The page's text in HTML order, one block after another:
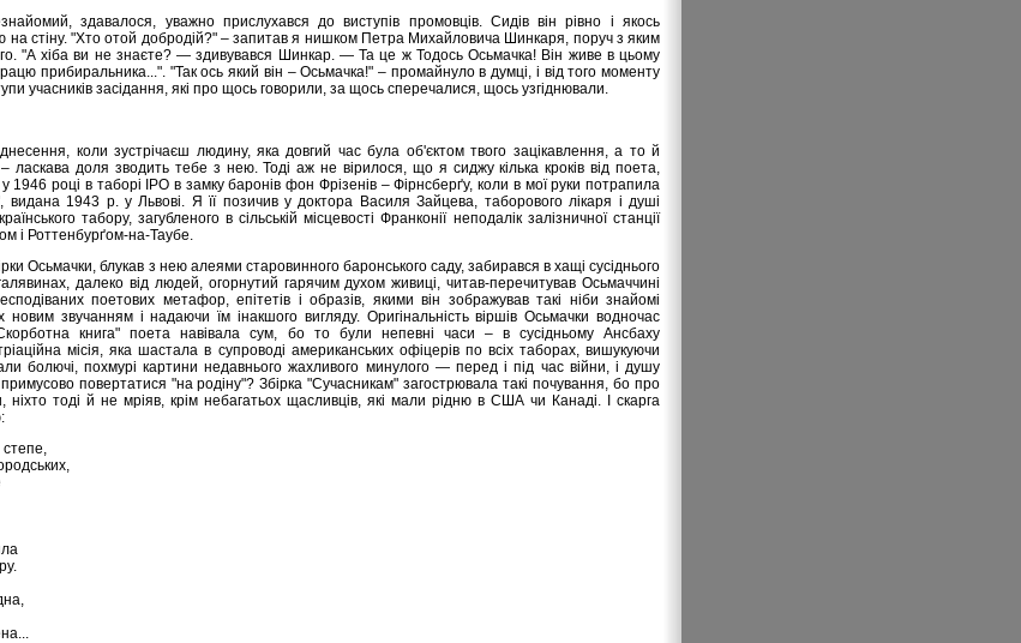
здавалося, уважно прислухався до виступів промовців. Сидів він рівно і якось
стіну. "Хто отой добродій?" – запитав я нишком Петра Михайловича Шинкаря, поруч з яким
"А хіба ви не знаєте? — здивувався Шинкар. — Та це ж Тодось Осьмачка! Він живе в цьому
прибиральника...". "Так ось який він – Осьмачка!" – промайнуло в думці, і від того моменту
учасників засідання, які про щось говорили, за щось сперечалися, щось узгіднювали.
коли зустрічаєш людину, яка довгий час була об'єктом твого зацікавлення, а то й
ласкава доля зводить тебе з нею. Тоді аж не вірилося, що я сиджу кілька кроків від поета,
1946 році в таборі ІРО в замку баронів фон Фрізенів – Фірнсберґу, коли в мої руки потрапила
видана 1943 р. у Львові. Я її позичив у доктора Василя Зайцева, таборового лікаря і душі
табору, загубленого в сільській місцевості Франконії неподалік залізничної станції
і Роттенбурґом-на-Таубе.
Осьмачки, блукав з нею алеями старовинного баронського саду, забирався в хащі сусіднього
далеко від людей, огорнутий гарячим духом живиці, читав-перечитував Осьмаччині
поетових метафор, епітетів і образів, якими він зображував такі ніби знайомі
новим звучанням і надаючи їм інакшого вигляду. Оригінальність віршів Осьмачки водночас
книга" поета навівала сум, бо то були непевні часи – в сусідньому Ансбаху
місія, яка шастала в супроводі американських офіцерів по всіх таборах, вишукуючи
болючі, похмурі картини недавнього жахливого минулого — перед і під час війни, і душу
повертатися "на родіну"? Збірка "Сучасникам" загострювала такі почування, бо про
ніхто тоді й не мріяв, крім небагатьох щасливців, які мали рідню в США чи Канаді. І скарга